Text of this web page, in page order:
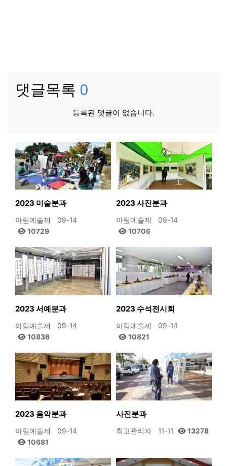
댓글목록 0
등록된 댓글이 없습니다.
2023 미술분과
아림예술제
09-14
10729
2023 사진분과
아림예술제
09-14
10706
2023 서예분과
아림예술제
09-14
10836
2023 수석전시회
아림예술제
09-14
10821
2023 음악분과
아림예술제
09-14
10681
사진분과
최고관리자 11-11 13278